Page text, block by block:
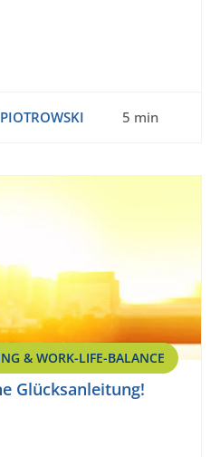
5 min
& WORK-LIFE-BALANCE
Glücksanleitung!